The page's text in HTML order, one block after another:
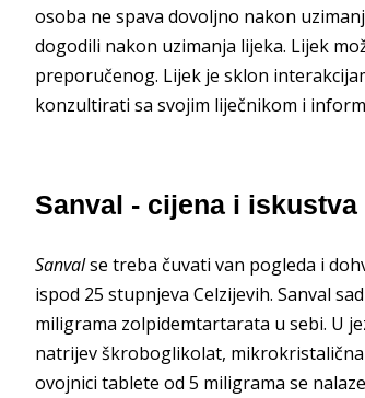
osoba ne spava dovoljno nakon
dogodili nakon uzimanja lijeka. Lijek
preporučenog. Lijek je sklon
konzultirati sa svojim liječnikom i
Sanval - cijena i iskustva
Sanvalse treba čuvati van pogleda i
ispod 25 stupnjeva Celzijevih. Sanval
miligrama zolpidemtartarata u sebi. U
natrijev škroboglikolat,
ovojnici tablete od 5 miligrama se